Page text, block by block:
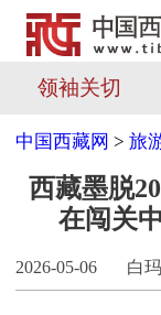
领袖关切
中国西藏网 >旅
西藏墨脱
在闯关
2026-05-06 白